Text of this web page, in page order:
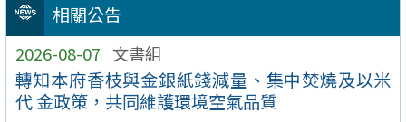
相關公告
2026-08-07 文書組
轉知本府香枝與金銀紙錢減量、集中焚燒及以米
代 金政策，共同維護環境空氣品質